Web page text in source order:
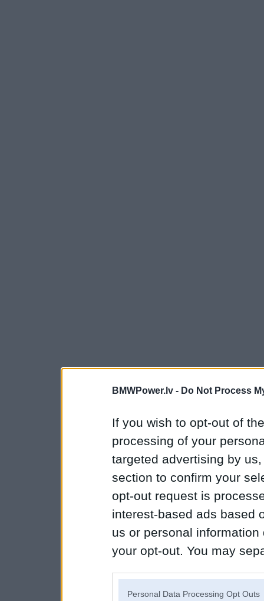
BMWPower.lv - Do Not Process
If you wish to opt-out of
processing of your
targeted advertising by
section to confirm your
opt-out request is
interest-based ads based
us or personal
your opt-out. You may
Personal Data Processing Opt Outs